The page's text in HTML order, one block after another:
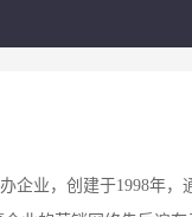
企业，创建于1998年